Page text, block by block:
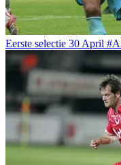
Eerste selectie 30 April